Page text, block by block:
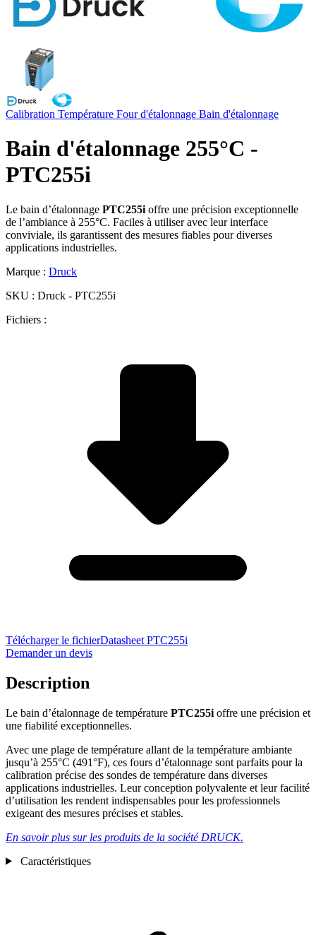
Calibration Température Four d'étalonnage Bain d'étalonnage
Bain d'étalonnage 255°C -
PTC255i
Le bain d’étalonnage PTC255i offre une précision exceptionnelle
de l’ambiance à 255°C. Faciles à utiliser avec leur interface
conviviale, ils garantissent des mesures fiables pour diverses
applications industrielles.
Marque : Druck
SKU : Druck - PTC255i
Fichiers :
Télécharger le fichierDatasheet PTC255i
Demander un devis
Description
Le bain d’étalonnage de température PTC255i offre une précision et
une fiabilité exceptionnelles.
Avec une plage de température allant de la température ambiante
jusqu’à 255°C (491°F), ces fours d’étalonnage sont parfaits pour la
calibration précise des sondes de température dans diverses
applications industrielles. Leur conception polyvalente et leur facilité
d’utilisation les rendent indispensables pour les professionnels
exigeant des mesures précises et stables.
En savoir plus sur les produits de la société DRUCK.
Caractéristiques